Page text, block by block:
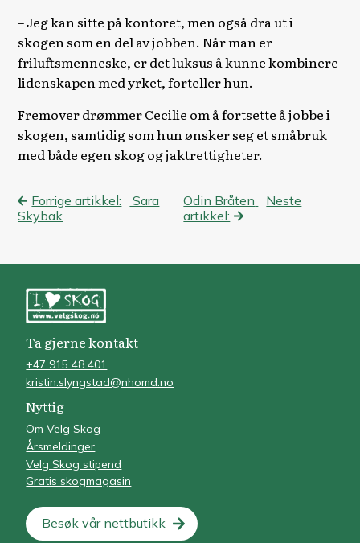
– Jeg kan sitte på kontoret, men også dra ut i
skogen som en del av jobben. Når man er
friluftsmenneske, er det luksus å kunne kombinere
lidenskapen med yrket, forteller hun.
Fremover drømmer Cecilie om å fortsette å jobbe i
skogen, samtidig som hun ønsker seg et småbruk
med både egen skog og jaktrettigheter.
Innleggsnavigasjon
Forrige artikkel:
Sara
Skybak
Odin Bråten
Neste
artikkel:
Ta gjerne kontakt
+47 915 48 401
kristin.slyngstad@nhomd.no
Nyttig
Om Velg Skog
Årsmeldinger
Velg Skog stipend
Gratis skogmagasin
Besøk vår nettbutikk